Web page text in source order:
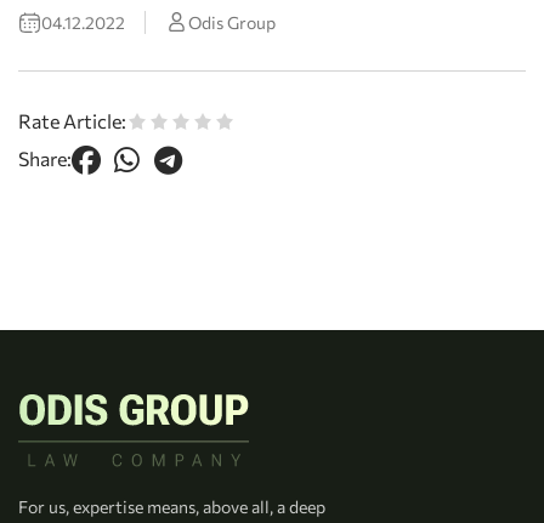
04.12.2022 Odis Group
Rate Article:
Share:
For us, expertise means, above all, a deep